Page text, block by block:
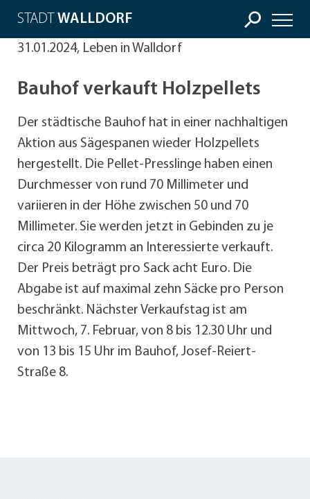
STADT WALLDORF
31.01.2024, Leben in Walldorf
Bauhof verkauft Holzpellets
Der städtische Bauhof hat in einer nachhaltigen
Aktion aus Sägespanen wieder Holzpellets
hergestellt. Die Pellet-Presslinge haben einen
Durchmesser von rund 70 Millimeter und
variieren in der Höhe zwischen 50 und 70
Millimeter. Sie werden jetzt in Gebinden zu je
circa 20 Kilogramm an Interessierte verkauft.
Der Preis beträgt pro Sack acht Euro. Die
Abgabe ist auf maximal zehn Säcke pro Person
beschränkt. Nächster Verkaufstag ist am
Mittwoch, 7. Februar, von 8 bis 12.30 Uhr und
von 13 bis 15 Uhr im Bauhof, Josef-Reiert-
Straße 8.